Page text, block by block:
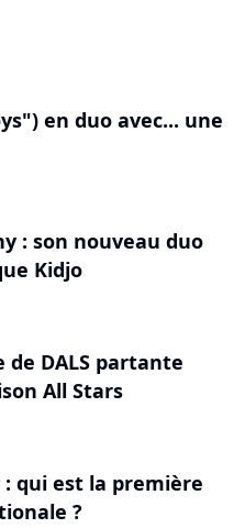
en duo avec... une
: son nouveau duo
Kidjo
de DALS partante
All Stars
: qui est la première
?